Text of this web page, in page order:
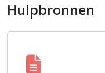
Hulpbronnen